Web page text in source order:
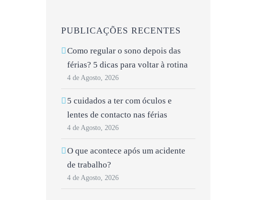
PUBLICAÇÕES RECENTES
Como regular o sono depois das
férias? 5 dicas para voltar à rotina
4 de Agosto, 2026
5 cuidados a ter com óculos e
lentes de contacto nas férias
4 de Agosto, 2026
O que acontece após um acidente
de trabalho?
4 de Agosto, 2026